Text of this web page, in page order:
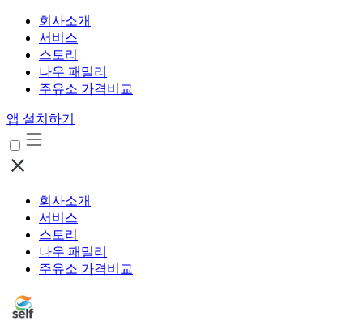
회사소개
서비스
스토리
나우 패밀리
주유소 가격비교
앱 설치하기
회사소개
서비스
스토리
나우 패밀리
주유소 가격비교